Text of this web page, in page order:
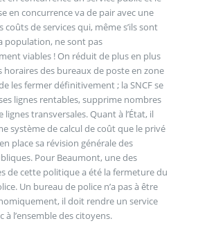
en concurrence va de pair avec une
coûts de services qui, même s’ils sont
population, ne sont pas
viables ! On réduit de plus en plus
des bureaux de poste en zone
les fermer définitivement ; la SNCF se
lignes rentables, supprime nombres
lignes transversales. Quant à l’État, il
système de calcul de coût que le privé
place sa révision générale des
Pour Beaumont, une des
de cette politique a été la fermeture du
Un bureau de police n’a pas à être
il doit rendre un service
à l’ensemble des citoyens.